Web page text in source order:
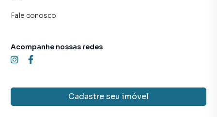
Fale conosco
Cadastre seu imóvel
Acompanhe nossas redes